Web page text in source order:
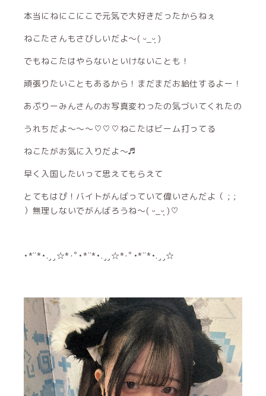
本当にねにこにこで元気で大好きだったからねぇ
ねこたさんもさびしいだよ〜( ᵕ_ᵕ̩̩ )
でもねこたはやらないといけないことも！
頑張りたいこともあるから！まだまだお給仕するよー！
あぷりーみんさんのお写真変わったの気づいてくれたの
うれちだよ〜〜〜♡♡♡ねこたはビーム打ってる
ねこたがお気に入りだよ〜♬
早く入国したいって思えてもらえて
とてもはぴ！バイトがんばっていて偉いさんだよ（ ; ;
）無理しないでがんばろうね〜( ᵕ_ᵕ̩̩ )♡
•*¨*•.¸¸☆*･ﾟ•*¨*•.¸¸☆*･ﾟ•*¨*•.¸¸☆